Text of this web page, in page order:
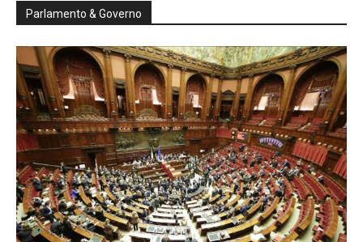
Parlamento & Governo